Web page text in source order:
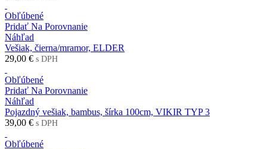
Obľúbené
Pridať Na Porovnanie
Náhľad
Vešiak, čierna/mramor, ELDER
29,00 € s DPH
Obľúbené
Pridať Na Porovnanie
Náhľad
Pojazdný vešiak, bambus, šírka 100cm, VIKIR TYP 3
39,00 € s DPH
Obľúbené